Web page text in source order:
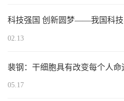
科技强国 创新圆梦——我国科技
02.13
裴钢：干细胞具有改变每个人
05.17